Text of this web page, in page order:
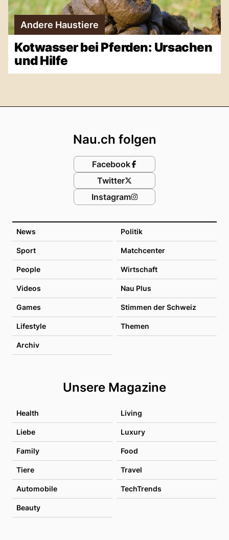
Andere Haustiere
Kotwasser bei Pferden: Ursachen
und Hilfe
News Politik
Sport Matchcenter
People Wirtschaft
Videos Nau Plus
Games Stimmen der Schweiz
Lifestyle Themen
Archiv
Unsere Magazine
Health Living
Liebe Luxury
Family Food
Tiere Travel
Automobile TechTrends
Beauty
Nau.ch folgen
Facebook
Twitter
Instagram